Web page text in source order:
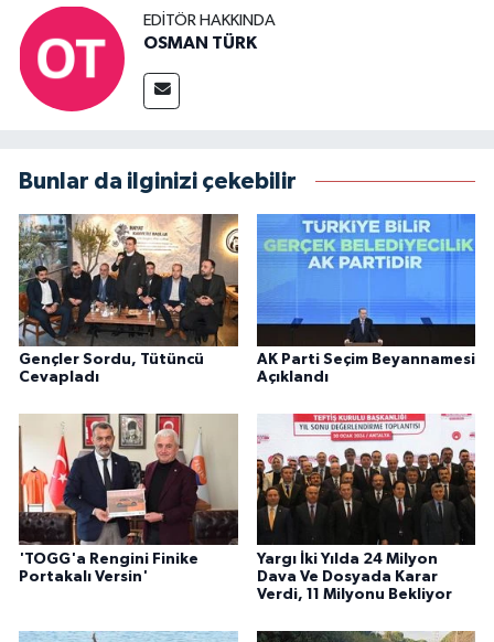
EDITÖR HAKKINDA
OSMAN TÜRK
Bunlar da ilginizi çekebilir
Gençler Sordu, Tütüncü
Cevapladı
AK Parti Seçim Beyannamesi
Açıklandı
'TOGG'a Rengini Finike
Portakalı Versin'
Yargı İki Yılda 24 Milyon
Dava Ve Dosyada Karar
Verdi, 11 Milyonu Bekliyor